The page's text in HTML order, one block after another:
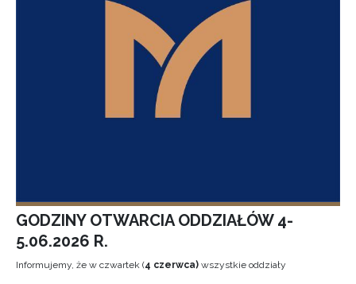
GODZINY OTWARCIA ODDZIAŁÓW 4-
5.06.2026 R.
Informujemy, że w czwartek (4 czerwca) wszystkie oddziały